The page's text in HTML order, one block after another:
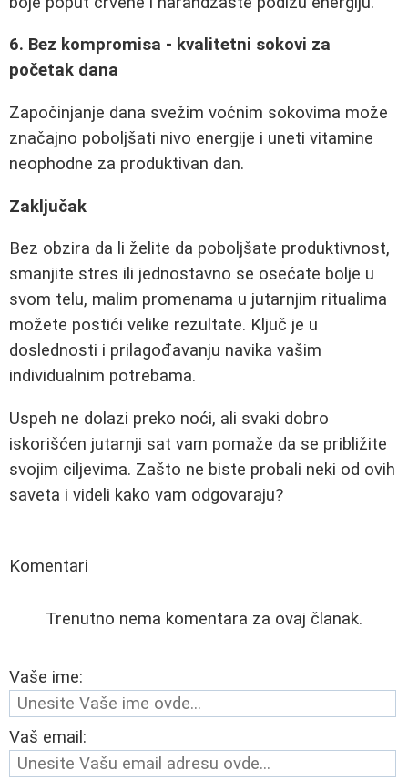
6. Bez kompromisa - kvalitetni sokovi za
početak dana
Započinjanje dana svežim voćnim sokovima može
značajno poboljšati nivo energije i uneti vitamine
neophodne za produktivan dan.
Zaključak
Bez obzira da li želite da poboljšate produktivnost,
smanjite stres ili jednostavno se osećate bolje u
svom telu, malim promenama u jutarnjim ritualima
možete postići velike rezultate. Ključ je u
doslednosti i prilagođavanju navika vašim
individualnim potrebama.
Uspeh ne dolazi preko noći, ali svaki dobro
iskorišćen jutarnji sat vam pomaže da se približite
svojim ciljevima. Zašto ne biste probali neki od ovih
saveta i videli kako vam odgovaraju?
Komentari
Trenutno nema komentara za ovaj članak.
Vaše ime:
Vaš email: